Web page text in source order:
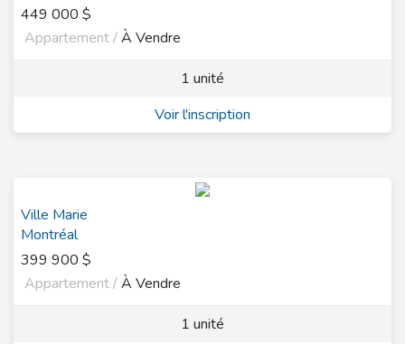
449 000 $
Appartement /À Vendre
1 unité
Voir l'inscription
Ville Marie
Montréal
399 900 $
Appartement /À Vendre
1 unité